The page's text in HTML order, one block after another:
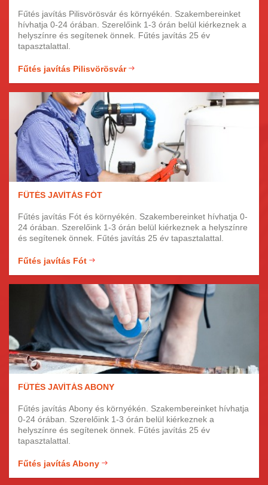
Fűtés javítás Pilisvörösvár és környékén. Szakembereinket
hívhatja 0-24 órában. Szerelőink 1-3 órán belül kiérkeznek a
helyszínre és segítenek önnek. Fűtés javítás 25 év
tapasztalattal.
Fűtés javítás Pilisvörösvár
FŰTÉS JAVÍTÁS FÓT
Fűtés javítás Fót és környékén. Szakembereinket hívhatja 0-
24 órában. Szerelőink 1-3 órán belül kiérkeznek a helyszínre
és segítenek önnek. Fűtés javítás 25 év tapasztalattal.
Fűtés javítás Fót
FŰTÉS JAVÍTÁS ABONY
Fűtés javítás Abony és környékén. Szakembereinket hívhatja
0-24 órában. Szerelőink 1-3 órán belül kiérkeznek a
helyszínre és segítenek önnek. Fűtés javítás 25 év
tapasztalattal.
Fűtés javítás Abony